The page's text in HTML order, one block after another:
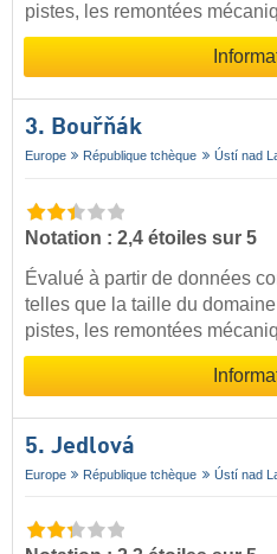
pistes, les remontées
3. Bouřňák
Europe République tchèque Ústí nad
Notation : 2,4 étoiles sur 5
Évalué à partir de données
telles que la taille du
pistes, les remontées
5. Jedlová
Europe République tchèque Ústí nad